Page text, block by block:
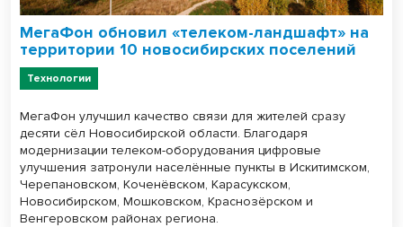
МегаФон обновил «телеком-ландшафт» на
территории 10 новосибирских поселений
Технологии
МегаФон улучшил качество связи для жителей сразу
десяти сёл Новосибирской области. Благодаря
модернизации телеком-оборудования цифровые
улучшения затронули населённые пункты в Искитимском,
Черепановском, Коченёвском, Карасукском,
Новосибирском, Мошковском, Краснозёрском и
Венгеровском районах региона.